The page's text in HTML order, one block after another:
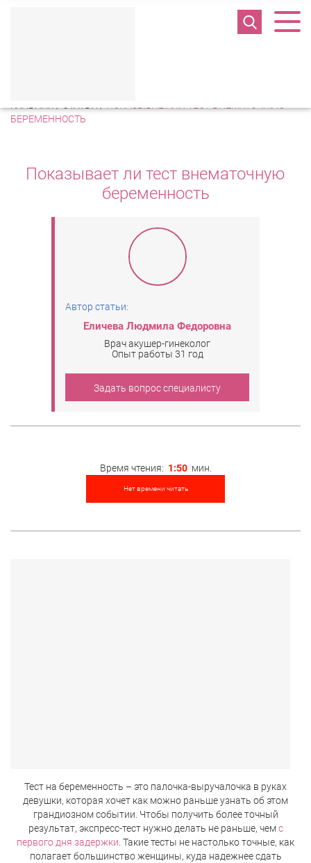
БЕРЕМЕННОСТЬ
Показывает ли тест внематочную
беременность
Автор статьи:
Еличева Людмила Федоровна
Врач акушер-гинеколог
Опыт работы 31 год
Задать вопрос специалисту
Время чтения: 1:50 мин.
Нет времени читать
Тест на беременность – это палочка-выручалочка в руках
девушки, которая хочет как можно раньше узнать об этом
грандиозном событии. Чтобы получить более точный
результат, экспресс-тест нужно делать не раньше, чем с
первого дня задержки. Такие тесты не настолько точные, как
полагает большинство женщины, куда надежнее сдать